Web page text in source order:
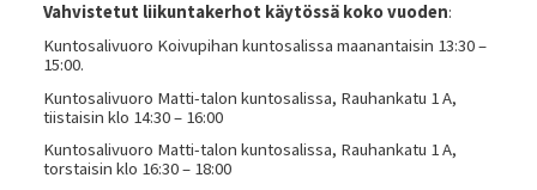
Vahvistetut liikuntakerhot käytössä koko vuoden:
Kuntosalivuoro Koivupihan kuntosalissa maanantaisin 13:30 –
15:00.
Kuntosalivuoro Matti-talon kuntosalissa, Rauhankatu 1 A,
tiistaisin klo 14:30 – 16:00
Kuntosalivuoro Matti-talon kuntosalissa, Rauhankatu 1 A,
torstaisin klo 16:30 – 18:00